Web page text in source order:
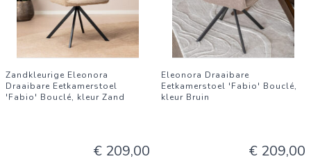
Zandkleurige Eleonora
Draaibare Eetkamerstoel
'Fabio' Bouclé, kleur Zand
€ 209,00
Eleonora Draaibare
Eetkamerstoel 'Fabio' Bouclé,
kleur Bruin
€ 209,00